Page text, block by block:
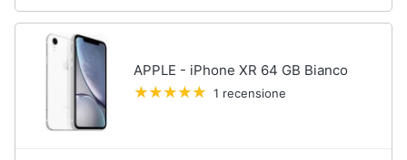
Fotografia
Casalinghi
Abbigliamento
APPLE - iPhone XR 64 GB Bianco
1 recensione